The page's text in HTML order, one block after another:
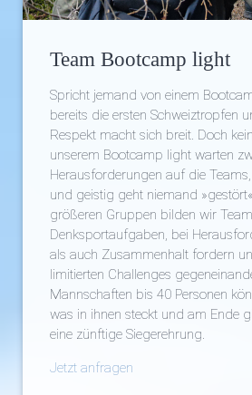
Team Bootcamp light
Spricht jemand von einem
bereits die ersten Schweiztropfen
Respekt macht sich breit. Doch
unserem Bootcamp light warten
Herausforderungen auf die
und geistig geht niemand
größeren Gruppen bilden wir
Denksportaufgaben, bei
als auch Zusammenhalt fordern
limitierten Challenges
Mannschaften bis 40 Personen
was in ihnen steckt und am Ende
eine zünftige Siegerehrung.
Jetzt anfragen